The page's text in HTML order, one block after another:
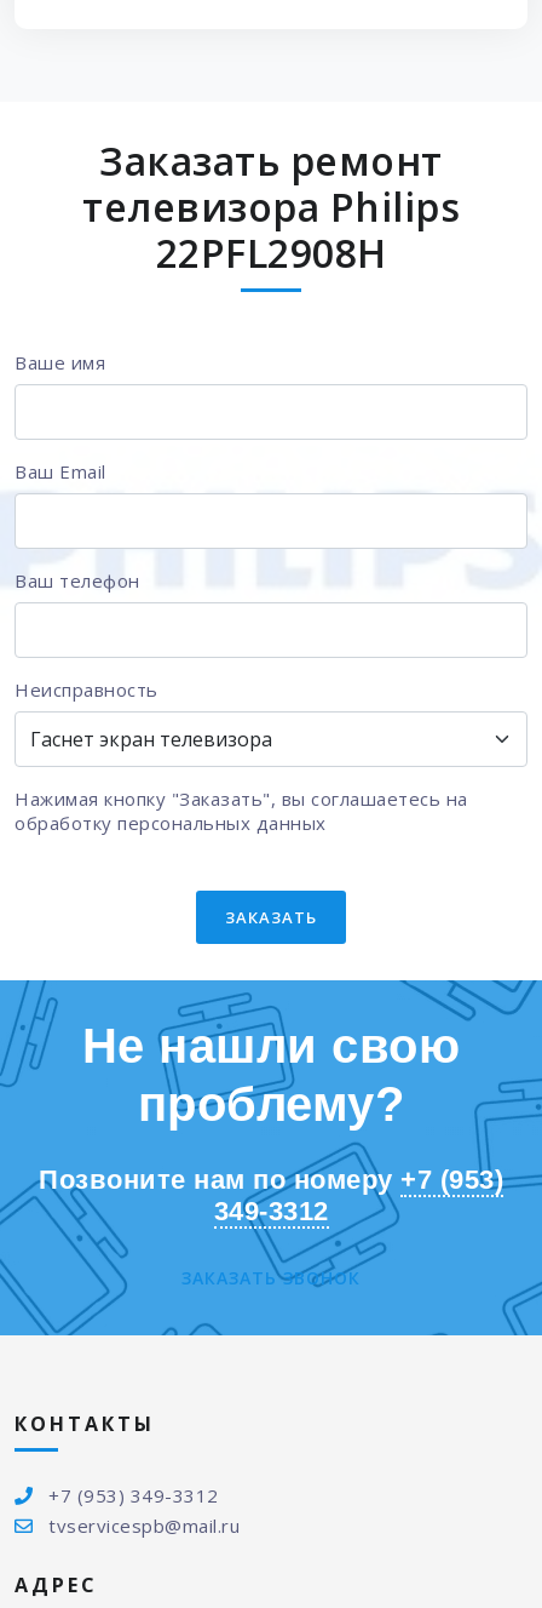
Заказать ремонт
телевизора Philips
22PFL2908H
Ваше имя
Ваш Email
Ваш телефон
Неисправность
Нажимая кнопку "Заказать", вы соглашаетесь на
обработку персональных данных
ЗАКАЗАТЬ
Не нашли свою
проблему?
Позвоните нам по номеру +7 (953)
349-3312
ЗАКАЗАТЬ ЗВОНОК
КОНТАКТЫ
+7 (953) 349-3312
tvservicespb@mail.ru
АДРЕС